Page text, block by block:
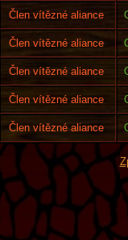
Člen vítězné aliance
Člen vítězné aliance
Člen vítězné aliance
Člen vítězné aliance
Člen vítězné aliance